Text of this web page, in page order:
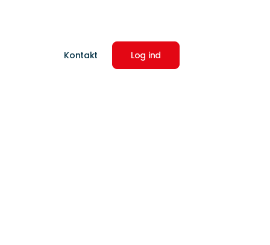
Kontakt Log ind